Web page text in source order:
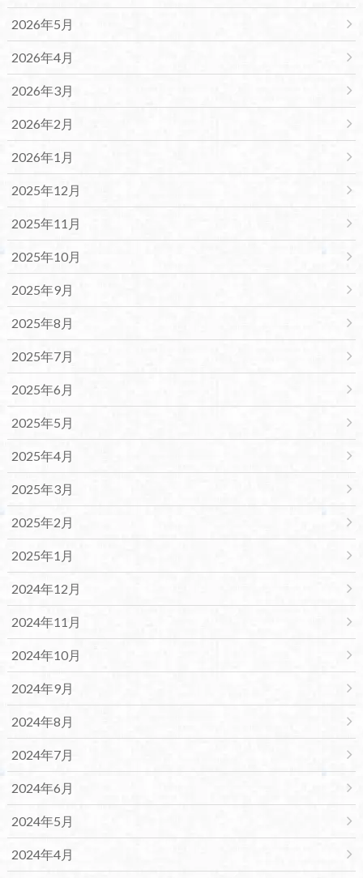
2026年5月
2026年4月
2026年3月
2026年2月
2026年1月
2025年12月
2025年11月
2025年10月
2025年9月
2025年8月
2025年7月
2025年6月
2025年5月
2025年4月
2025年3月
2025年2月
2025年1月
2024年12月
2024年11月
2024年10月
2024年9月
2024年8月
2024年7月
2024年6月
2024年5月
2024年4月